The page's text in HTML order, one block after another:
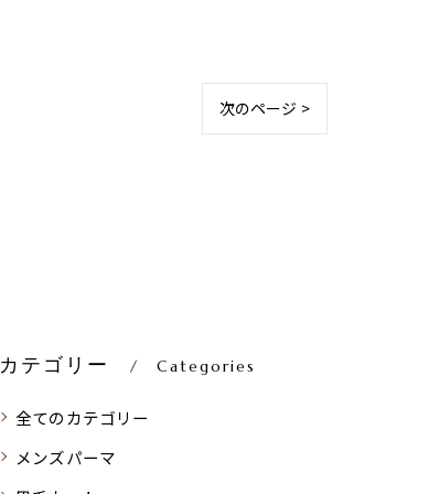
次のページ >
カテゴリー Categories
全てのカテゴリー
メンズパーマ